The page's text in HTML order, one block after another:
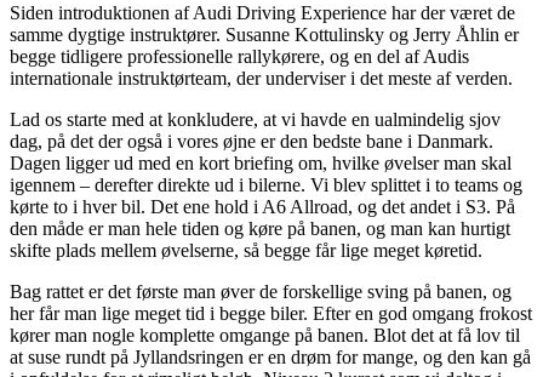
Siden introduktionen af Audi Driving Experience har der været de
samme dygtige instruktører. Susanne Kottulinsky og Jerry Åhlin er
begge tidligere professionelle rallykørere, og en del af Audis
internationale instruktørteam, der underviser i det meste af verden.
Lad os starte med at konkludere, at vi havde en ualmindelig sjov
dag, på det der også i vores øjne er den bedste bane i Danmark.
Dagen ligger ud med en kort briefing om, hvilke øvelser man skal
igennem – derefter direkte ud i bilerne. Vi blev splittet i to teams og
kørte to i hver bil. Det ene hold i A6 Allroad, og det andet i S3. På
den måde er man hele tiden og køre på banen, og man kan hurtigt
skifte plads mellem øvelserne, så begge får lige meget køretid.
Bag rattet er det første man øver de forskellige sving på banen, og
her får man lige meget tid i begge biler. Efter en god omgang frokost
kører man nogle komplette omgange på banen. Blot det at få lov til
at suse rundt på Jyllandsringen er en drøm for mange, og den kan gå